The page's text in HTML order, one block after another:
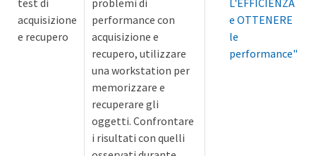
test di
acquisizione
e recupero
problemi di
performance con
acquisizione e
recupero, utilizzare
una workstation per
memorizzare e
recuperare gli
oggetti. Confrontare
i risultati con quelli
L'EFFICIENZA
e OTTENERE
le
performance"